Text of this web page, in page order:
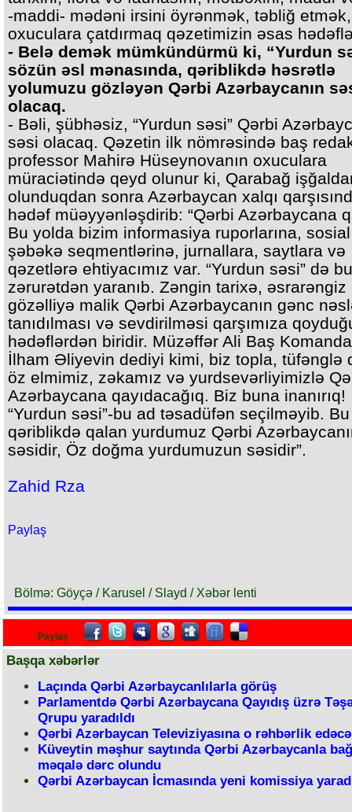
-maddi- mədəni irsini öyrənmək, təbliğ etmək,
oxuculara çatdırmaq qəzetimizin əsas
- Belə demək mümkündürmü ki, “Yurdun
sözün əsl mənasında, qəriblikdə həsrətlə
yolumuzu gözləyən Qərbi Azərbaycanın
olacaq.
- Bəli, şübhəsiz, “Yurdun səsi” Qərbi
səsi olacaq. Qəzetin ilk nömrəsində baş
professor Mahirə Hüseynovanın oxuculara
müraciətində qeyd olunur ki, Qarabağ
olunduqdan sonra Azərbaycan xalqı
hədəf müəyyənləşdirib: “Qərbi Azərbaycana
Bu yolda bizim informasiya ruporlarına, sosial
şəbəkə seqmentlərinə, jurnallara, saytlara və
qəzetlərə ehtiyacımız var. “Yurdun səsi” də bu
zərurətdən yaranıb. Zəngin tarixə, əsrarəngiz
gözəlliyə malik Qərbi Azərbaycanın gənc
tanıdılması və sevdirilməsi qarşımıza
hədəflərdən biridir. Müzəffər Ali Baş
İlham Əliyevin dediyi kimi, biz topla, tüfənglə
öz elmimiz, zəkamız və yurdsevərliyimizlə
Azərbaycana qayıdacağıq. Biz buna inanırıq!
“Yurdun səsi”-bu ad təsadüfən seçilməyib.
qəriblikdə qalan yurdumuz Qərbi
səsidir, Öz doğma yurdumuzun səsidir”.
Zahid Rza
Paylaş
Bölmə: Göyçə / Karusel / Slayd / Xəbər lenti
Paylaş
Başqa xəbərlər
Laçında Qərbi Azərbaycanlılarla görüş
Parlamentdə Qərbi Azərbaycana Qayıdış üzrə
Qrupu yaradıldı
Qərbi Azərbaycan Televiziyasına o rəhbərlik
Küveytin məşhur saytında Qərbi Azərbaycanla
məqalə dərc olundu
Qərbi Azərbaycan İcmasında yeni komissiya